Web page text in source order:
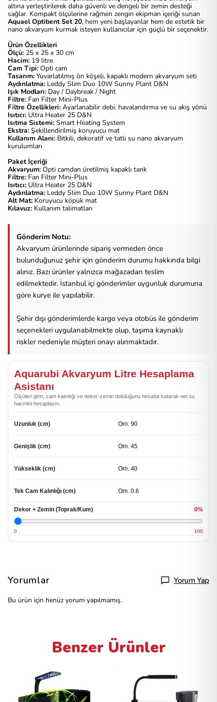
altına yerleştirilerek daha güvenli ve dengeli bir zemin desteği
sağlar. Kompakt ölçülerine rağmen zengin ekipman içeriği sunan
Aquael Optibent Set 20, hem yeni başlayanlar hem de estetik bir
nano akvaryum kurmak isteyen kullanıcılar için güçlü bir seçenektir.
Ürün Özellikleri
Ölçü: 25 x 25 x 30 cm
Hacim: 19 litre
Cam Tipi: Opti cam
Tasarım: Yuvarlatılmış ön köşeli, kapaklı modern akvaryum seti
Aydınlatma: Leddy Slim Duo 10W Sunny Plant D&N
Işık Modları: Day / Daybreak / Night
Filtre: Fan Filter Mini-Plus
Filtre Özellikleri: Ayarlanabilir debi, havalandırma ve su akış yönü
Isıtıcı: Ultra Heater 25 D&N
Isıtma Sistemi: Smart Heating System
Ekstra: Şekillendirilmiş koruyucu mat
Kullanım Alanı: Bitkili, dekoratif ve tatlı su nano akvaryum
kurulumları
Paket İçeriği
Akvaryum: Opti camdan üretilmiş kapaklı tank
Filtre: Fan Filter Mini-Plus
Isıtıcı: Ultra Heater 25 D&N
Aydınlatma: Leddy Slim Duo 10W Sunny Plant D&N
Alt Mat: Koruyucu köpük mat
Kılavuz: Kullanım talimatları
Gönderim Notu:
Akvaryum ürünlerinde sipariş vermeden önce
bulunduğunuz şehir için gönderim durumu hakkında bilgi
alınız. Bazı ürünler yalnızca mağazadan teslim
edilmektedir. İstanbul içi gönderimler uygunluk durumuna
göre kurye ile yapılabilir.
Şehir dışı gönderimlerde kargo veya otobüs ile gönderim
seçenekleri uygulanabilmekte olup, taşıma kaynaklı
riskler nedeniyle müşteri onayı alınmaktadır.
Aquarubi Akvaryum Litre Hesaplama
Asistanı
Ölçüleri girin, cam kalınlığı ve dekor-zemin doluluğunu hesaba katarak net su
hacmini hesaplayın.
Uzunluk (cm)
Genişlik (cm)
Yükseklik (cm)
Tek Cam Kalınlığı (cm)
Dekor + Zemin (Toprak/Kum) 0%
0 100
Yorumlar Yorum Yap
Bu ürün için henüz yorum yapılmamış.
Benzer Ürünler